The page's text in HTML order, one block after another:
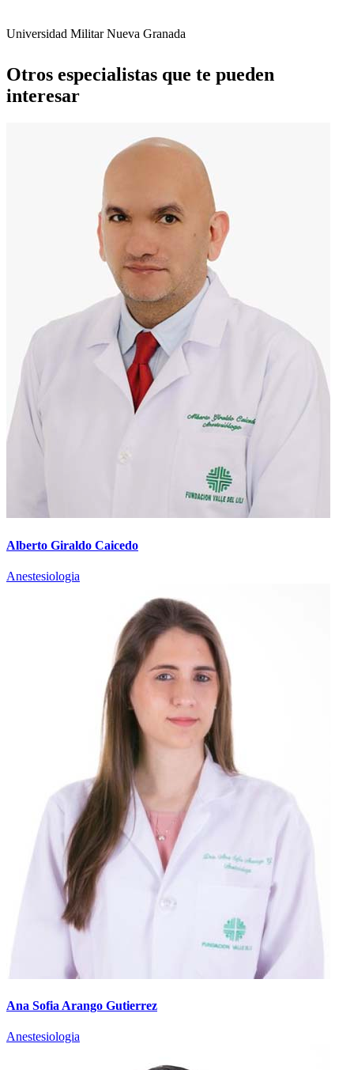
Universidad Militar Nueva Granada
Otros especialistas que te pueden
interesar
Alberto Giraldo Caicedo
Anestesiologia
Ana Sofia Arango Gutierrez
Anestesiologia